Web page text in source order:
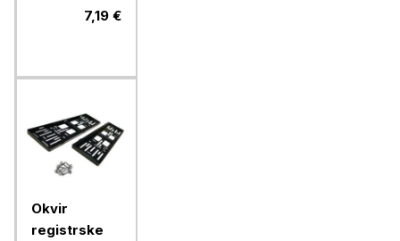
koles F-1R7,19 €
Okvir
registrske